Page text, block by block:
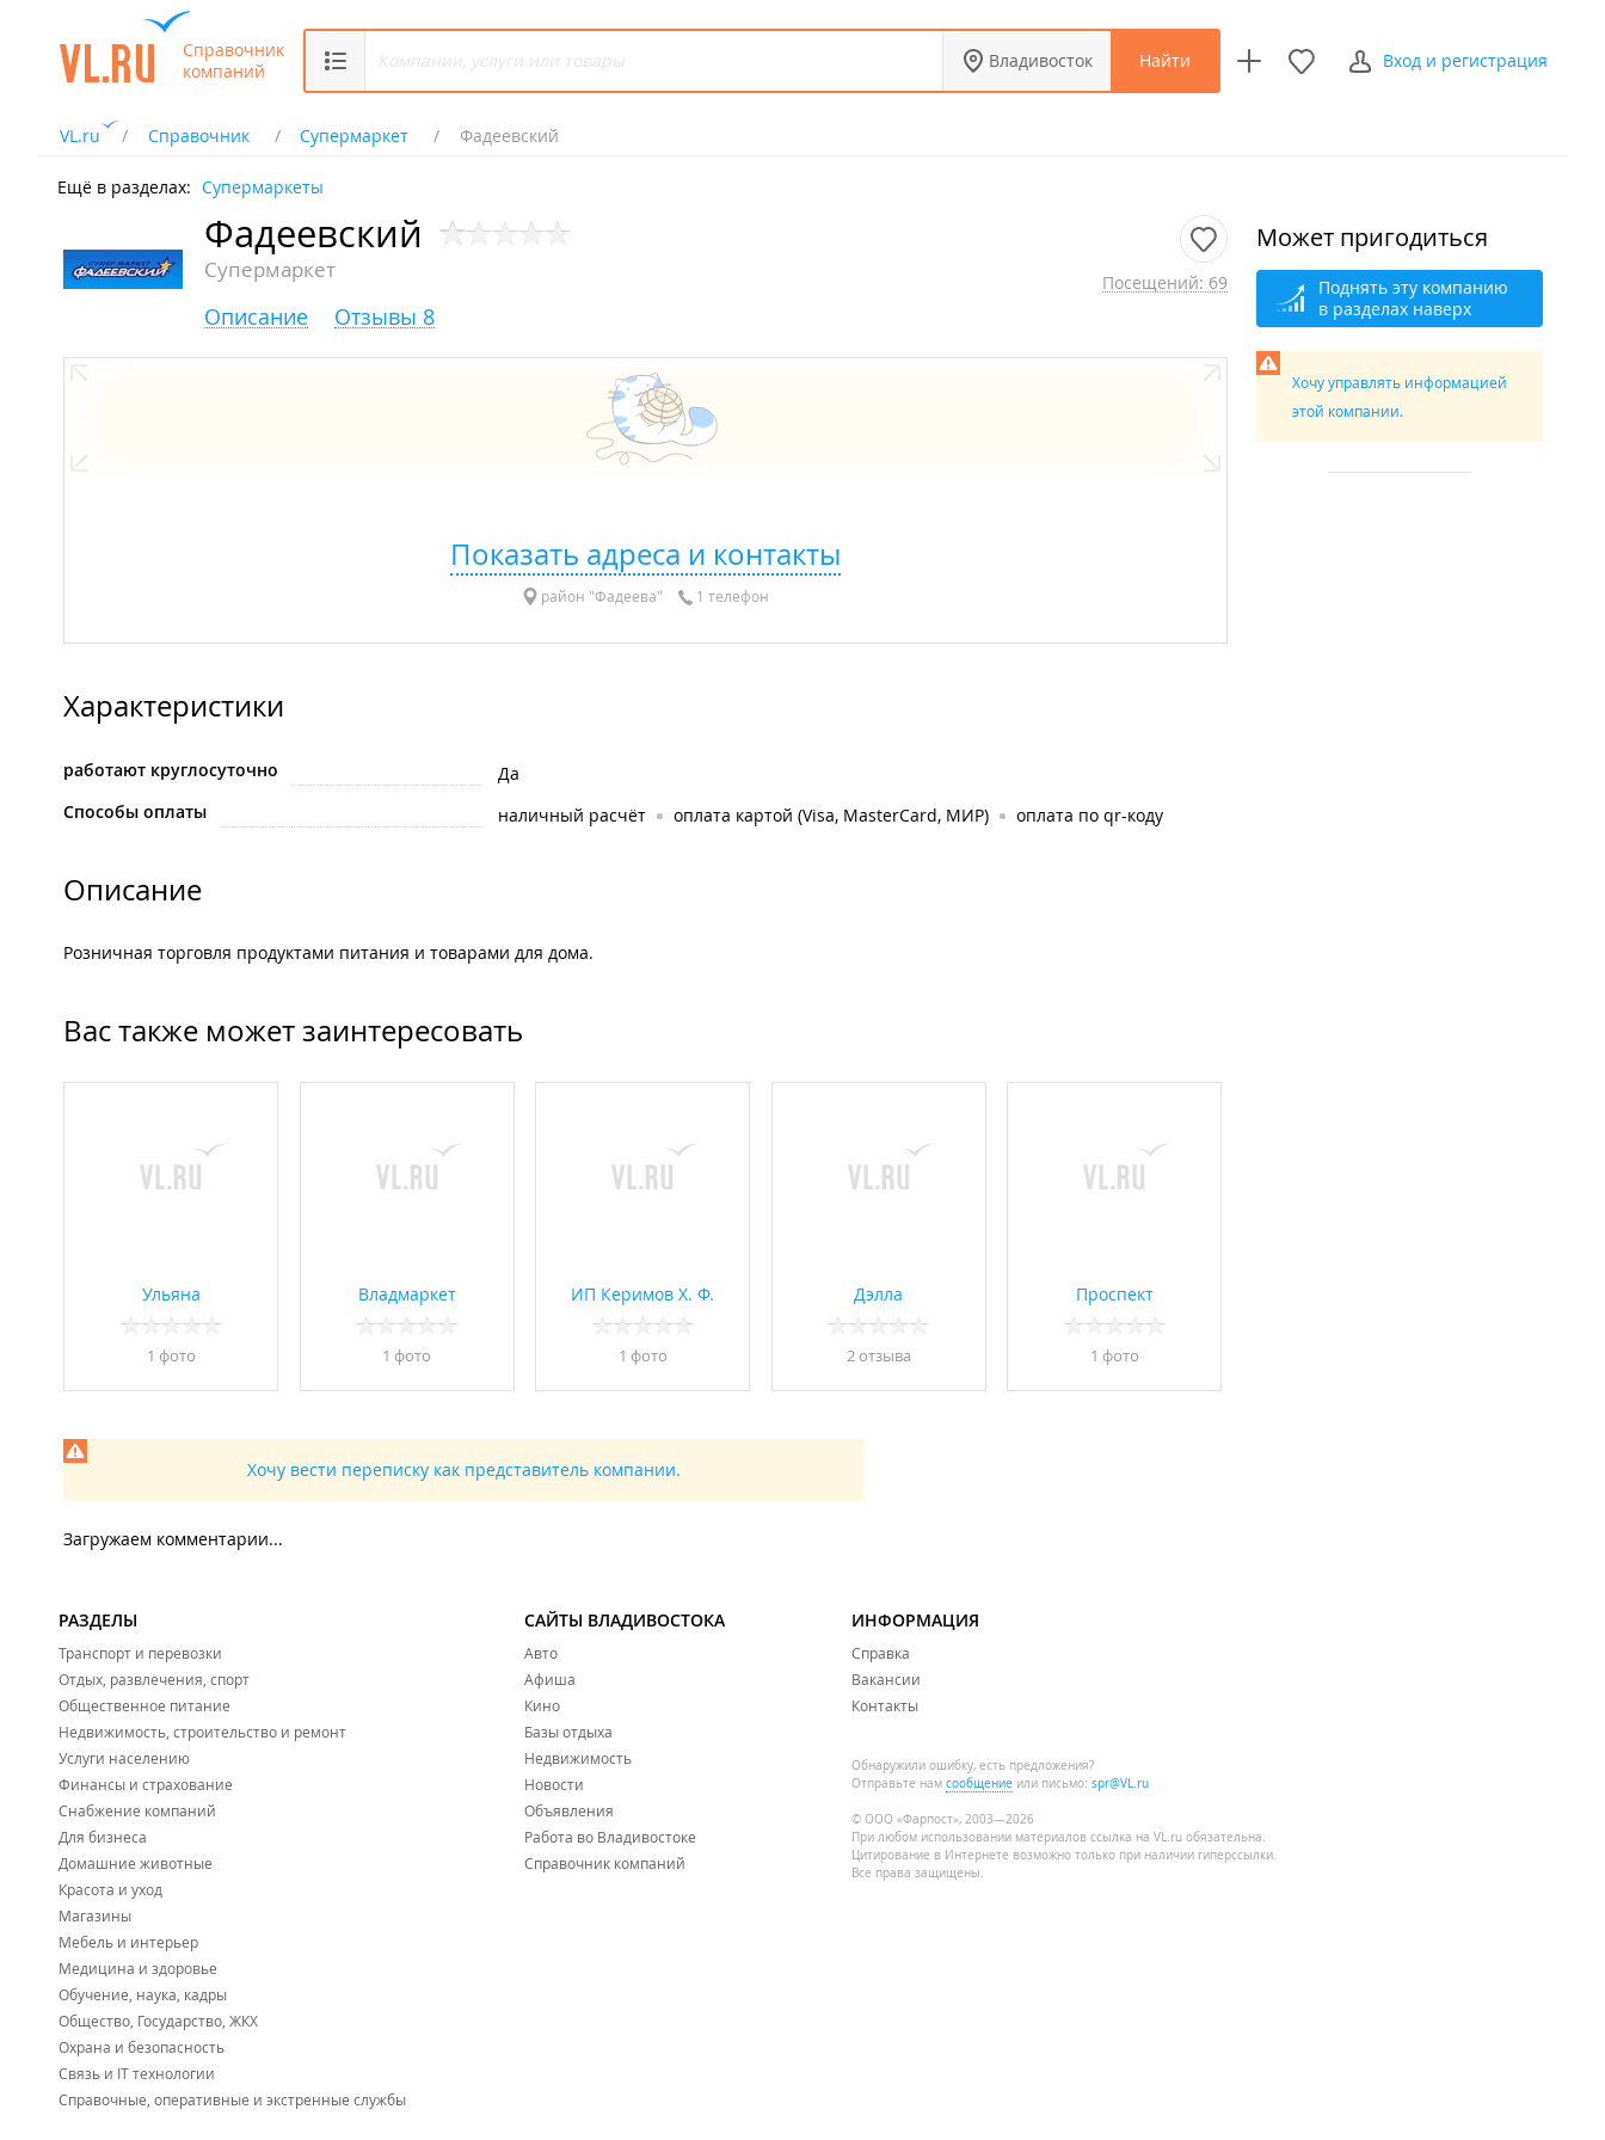
Справочник
компаний
Владивосток Найти Вход и регистрация
VL.ru Справочник Супермаркет Фадеевский
Ещё в разделах: Супермаркеты
Фадеевский
Супермаркет Посещений: 69
Описание Отзывы 8
Показать адреса и контакты
район "Фадеева" 1 телефон
Характеристики
работают круглосуточно
Да
Способы оплаты
наличный расчёт оплата картой (Visa, MasterCard, МИР) оплата по qr-коду
Описание
Розничная торговля продуктами питания и товарами для дома.
Вас также может заинтересовать
Ульяна
1 фото
Владмаркет
1 фото
ИП Керимов Х. Ф.
1 фото
Дэлла
2 отзывa
Проспект
1 фото
Хочу вести переписку как представитель компании.
Загружаем комментарии...
Может пригодиться
Поднять эту компанию
в разделах наверх
Хочу управлять информацией
этой компании.
РАЗДЕЛЫ
Транспорт и перевозки
Отдых, развлечения, спорт
Общественное питание
Недвижимость, строительство и ремонт
Услуги населению
Финансы и страхование
Снабжение компаний
Для бизнеса
Домашние животные
Красота и уход
Магазины
Мебель и интерьер
Медицина и здоровье
Обучение, наука, кадры
Общество, Государство, ЖКХ
Охрана и безопасность
Связь и IT технологии
Справочные, оперативные и экстренные службы
САЙТЫ ВЛАДИВОСТОКА
Авто
Афиша
Кино
Базы отдыха
Недвижимость
Новости
Объявления
Работа во Владивостоке
Справочник компаний
ИНФОРМАЦИЯ
Справка
Вакансии
Контакты
Обнаружили ошибку, есть предложения?
Отправьте нам сообщение или письмо: spr@VL.ru
© ООО «Фарпост», 2003—2026
При любом использовании материалов ссылка на VL.ru обязательна.
Цитирование в Интернете возможно только при наличии гиперссылки.
Все права защищены.